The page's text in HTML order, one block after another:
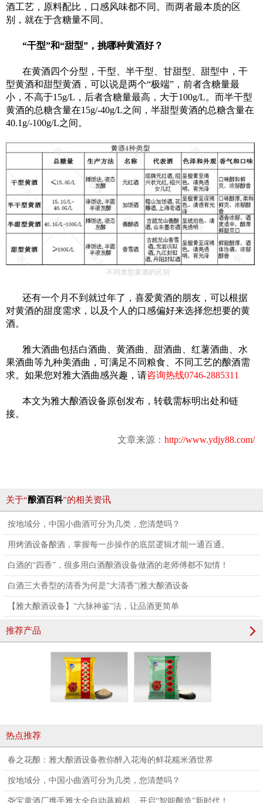
酒工艺，原料配比，口感风味都不同。而两者最本质的区
别，就在于含糖量不同。
“干型”和“甜型”，挑哪种黄酒好？
在黄酒四个分型，干型、半干型、甘甜型、甜型中，干
型黄酒和甜型黄酒，可以说是两个“极端”，前者含糖量最
小，不高于15g/L，后者含糖量最高，大于100g/L。而半干型
黄酒的总糖含量在15g/-40g/L之间，半甜型黄酒的总糖含量在
40.1g/-100g/L之间。
不同类型黄酒的区别
还有一个月不到就过年了，喜爱黄酒的朋友，可以根据
对黄酒的甜度需求，以及个人的口感偏好来选择您想要的黄
酒。
雅大酒曲包括白酒曲、黄酒曲、甜酒曲、红薯酒曲、水
果酒曲等九种美酒曲，可满足不同粮食、不同工艺的酿酒需
求。如果您对雅大酒曲感兴趣，请咨询热线0746-2885311
本文为雅大酿酒设备原创发布，转载需标明出处和链
接。
文章来源： http://www.ydjy88.com/
关于“酿酒百科”的相关资讯
按地域分，中国小曲酒可分为几类，您清楚吗？
用烤酒设备酿酒，掌握每一步操作的底层逻辑才能一通百通。
白酒的“四香”，很多用白酒酿酒设备做酒的老师傅都不知情！
白酒三大香型的清香为何是“大清香”|雅大酿酒设备
【雅大酿酒设备】“六脉神鉴”法，让品酒更简单
推荐产品
热点推荐
春之花酿：雅大酿酒设备教你醉入花海的鲜花糯米酒世界
按地域分，中国小曲酒可分为几类，您清楚吗？
尧宝黄酒厂携手雅大全自动蒸粮机，开启“智能酿造”新时代！